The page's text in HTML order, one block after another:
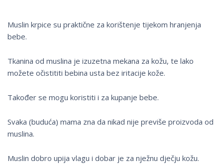
Muslin krpice su praktične za korištenje tijekom hranjenja
bebe.
Tkanina od muslina je izuzetna mekana za kožu, te lako
možete očistititi bebina usta bez iritacije kože.
Također se mogu koristiti i za kupanje bebe.
Svaka (buduća) mama zna da nikad nije previše proizvoda od
muslina.
Muslin dobro upija vlagu i dobar je za nježnu dječju kožu.